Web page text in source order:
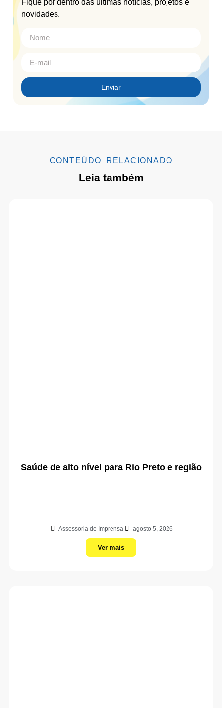
Fique por dentro das últimas notícias, projetos e
novidades.
Enviar
CONTEÚDO RELACIONADO
Leia também
Saúde de alto nível para Rio Preto e região
Assessoria de Imprensa agosto 5, 2026
Ver mais